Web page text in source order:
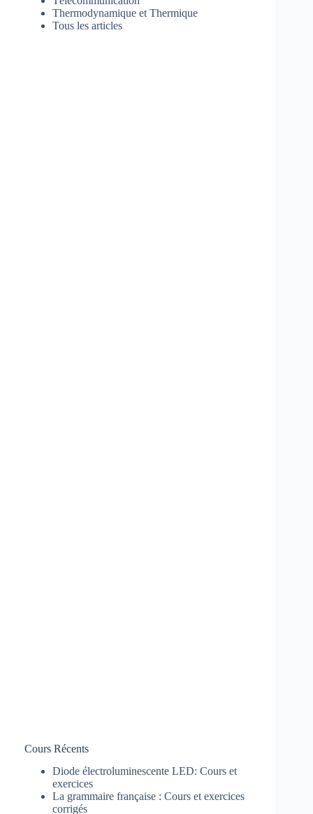
Thermodynamique et Thermique
Tous les articles
Cours Récents
Diode électroluminescente LED: Cours et
exercices
La grammaire française : Cours et exercices
corrigés